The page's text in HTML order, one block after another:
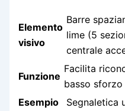
Elemento
visivo
Barre
lime (5
centrale
Funzione
Facilita
basso
Esempio
Segnaletica